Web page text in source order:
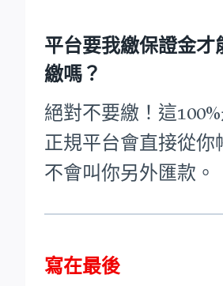
平台要我繳保證金才
繳嗎？
絕對不要繳！這
正規平台會直接從你
不會叫你另外匯款。
寫在最後